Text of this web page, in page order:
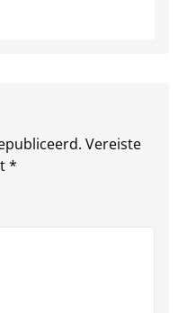
Vereiste
*